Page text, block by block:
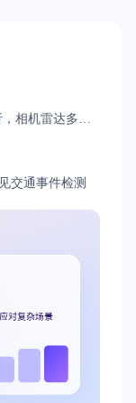
相机雷达多传
交通事件检测